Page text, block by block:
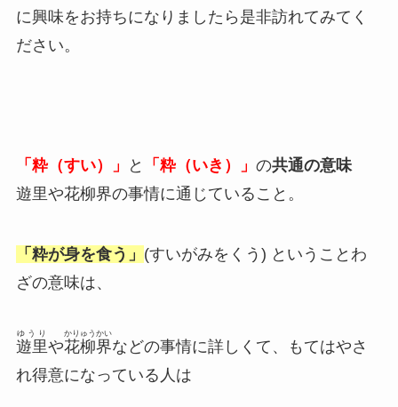
に興味をお持ちになりましたら是非訪れてみてく
ださい。
「粋（すい）」 と 「粋（いき）」 の共通の意味
遊里や花柳界の事情に通じていること。
「粋が身を食う」 (すいがみをくう) ということわ
ざの意味は、
遊里
ゆうり
や花柳界
かりゅうかい
などの事情に詳しくて、もてはやさ
れ得意になっている人は